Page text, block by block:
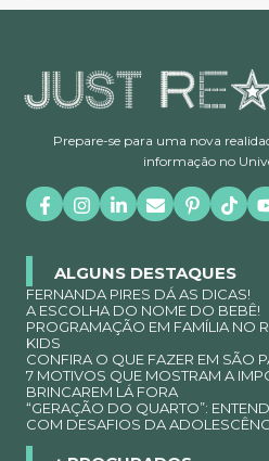
Prepare-se para uma nova
informação no
ALGUNS DESTAQUES
FERNANDA PIRES DÁ AS DICAS!
A ESCOLHA DO NOME DO BEBÊ!
PROGRAMAÇÃO EM FAMÍLIA NO
KIDS
CONFIRA O QUE FAZER EM SÃO
7 MOTIVOS QUE MOSTRAM A
BRINCAREM LÁ FORA
“GERAÇÃO DO QUARTO”:
COM DESAFIOS DA